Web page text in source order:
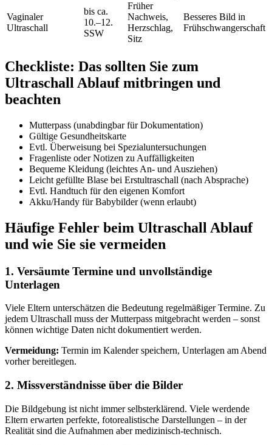
Vaginaler
Ultraschall
bis ca.
10.–12.
SSW
Früher
Nachweis,
Herzschlag,
Sitz
Besseres Bild in
Frühschwangerschaft
Checkliste: Das sollten Sie zum
Ultraschall Ablauf mitbringen und
beachten
Mutterpass (unabdingbar für Dokumentation)
Gültige Gesundheitskarte
Evtl. Überweisung bei Spezialuntersuchungen
Fragenliste oder Notizen zu Auffälligkeiten
Bequeme Kleidung (leichtes An- und Ausziehen)
Leicht gefüllte Blase bei Erstultraschall (nach Absprache)
Evtl. Handtuch für den eigenen Komfort
Akku/Handy für Babybilder (wenn erlaubt)
Häufige Fehler beim Ultraschall Ablauf
und wie Sie sie vermeiden
1. Versäumte Termine und unvollständige
Unterlagen
Viele Eltern unterschätzen die Bedeutung regelmäßiger Termine. Zu
jedem Ultraschall muss der Mutterpass mitgebracht werden – sonst
können wichtige Daten nicht dokumentiert werden.
Vermeidung: Termin im Kalender speichern, Unterlagen am Abend
vorher bereitlegen.
2. Missverständnisse über die Bilder
Die Bildgebung ist nicht immer selbsterklärend. Viele werdende
Eltern erwarten perfekte, fotorealistische Darstellungen – in der
Realität sind die Aufnahmen aber medizinisch-technisch.